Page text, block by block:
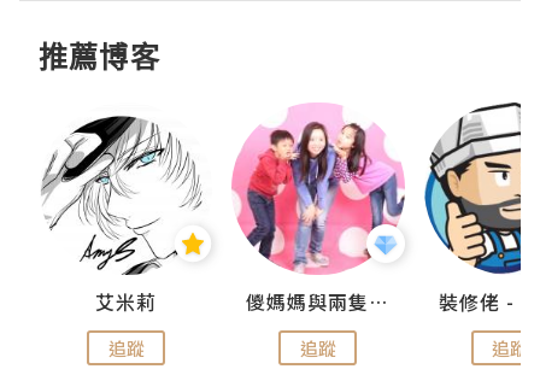
推薦博客
艾米莉
追蹤
儍媽媽與兩隻小魔怪之家
追蹤 追蹤